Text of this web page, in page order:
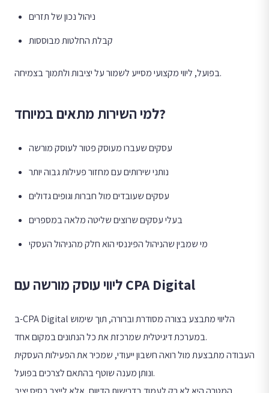
ניהול נכון של תזרים
קבלת החלטות מבוססות
בפועל, ליווי מקצועי מסייע לשמור על יציבות ולתמוך בצמיחה.
למי השירות מתאים במיוחד?
עסקים שעברו מעוסק פטור לעוסק מורשה
נותני שירותים עם מחזור פעילות גבוה יותר
עסקים שעובדים מול חברות וגופים גדולים
בעלי עסקים שרוצים שליטה מלאה במספרים
מי שמבין שהניהול הפיננסי הוא חלק מהניהול העסקי
ליווי עוסק מורשה עם CPA Digital
ב-CPA Digital הליווי מתבצע בצורה מסודרת וברורה, תוך שימוש
במערכת דיגיטלית שמרכזת את כל הנתונים במקום אחד.
העבודה מתבצעת מול רואה חשבון ייעודי, שמכיר את הפעילות העסקית
ונותן מענה שוטף בהתאם לצרכים בפועל.